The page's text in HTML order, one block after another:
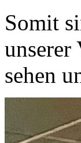
Somit
sehen